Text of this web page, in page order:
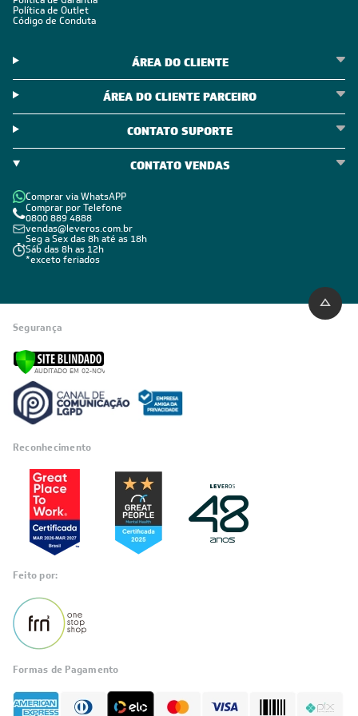
Política de Outlet
Código de Conduta
ÁREA DO CLIENTE
ÁREA DO CLIENTE PARCEIRO
CONTATO SUPORTE
CONTATO VENDAS
Comprar via WhatsAPP
Comprar por Telefone
0800 889 4888
vendas@leveros.com.br
Seg a Sex das 8h até as 18h
Sáb das 8h as 12h
*exceto feriados
Segurança
Reconhecimento
Feito por:
Formas de Pagamento
Fale com a LIA